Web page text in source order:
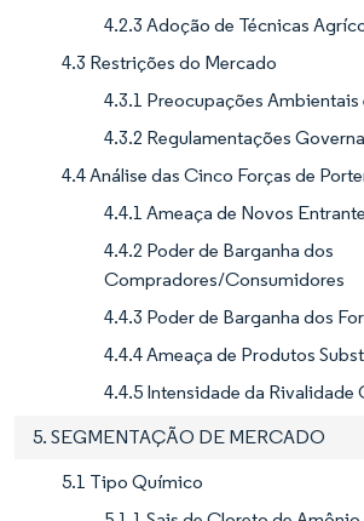
4.2.3 Adoção de Técnicas
4.3 Restrições do Mercado
4.3.1 Preocupações Ambientais
4.3.2 Regulamentações
4.4 Análise das Cinco Forças de
4.4.1 Ameaça de Novos
4.4.2 Poder de Barganha dos
Compradores/Consumidores
4.4.3 Poder de Barganha dos
4.4.4 Ameaça de Produtos
4.4.5 Intensidade da
5. SEGMENTAÇÃO DE MERCADO
5.1 Tipo Químico